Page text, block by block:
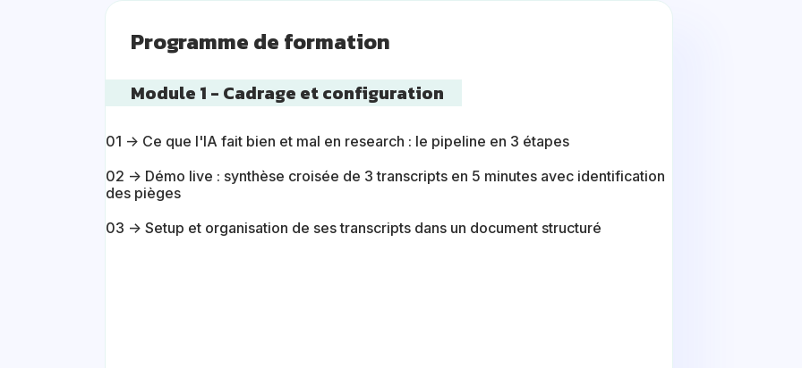
Programme de formation
Module 1 - Cadrage et configuration
01 → Ce que l'IA fait bien et mal en research : le pipeline en 3 étapes
02 → Démo live : synthèse croisée de 3 transcripts en 5 minutes avec identification
des pièges
03 → Setup et organisation de ses transcripts dans un document structuré